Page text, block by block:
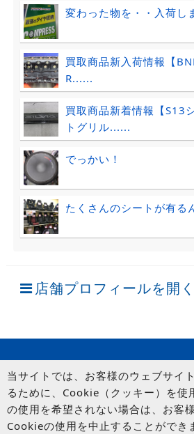
変わった物を・・入荷し
買取商品新入荷情報【
R......
買取商品新着情報【S13
トグリル......
でっかい！
たくさんのシートが有る
店舗プロフィールを開く
当サイトでは、お客様のウェブサイ
るために、Cookie（クッキー）を使
の使用を希望されない場合は、お客
Cookieの使用を中止することができ